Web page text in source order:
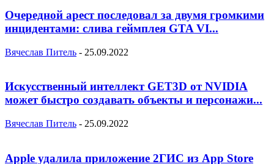
Очередной арест последовал за двумя громкими
инцидентами: слива геймплея GTA VI...
Вячеслав Питель - 25.09.2022
Искусственный интеллект GET3D от NVIDIA
может быстро создавать объекты и персонажи...
Вячеслав Питель - 25.09.2022
Apple удалила приложение 2ГИС из App Store